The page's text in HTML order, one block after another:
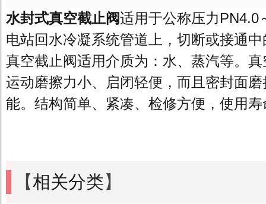
水封式真空截止阀适用于公称压力PN4.0
电站回水冷凝系统管道上，切断或接通
真空截止阀适用介质为：水、蒸汽等。
运动磨擦力小、启闭轻便，而且密封面
能。结构简单、紧凑、检修方便，使用
【相关分类】